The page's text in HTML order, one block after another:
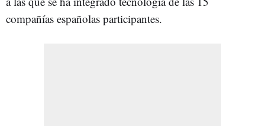
compañías españolas participantes.